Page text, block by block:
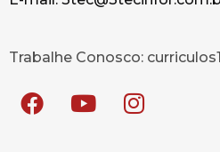
Trabalhe Conosco: